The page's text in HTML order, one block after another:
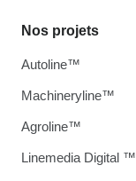
Nos projets
Autoline™
Machineryline™
Agroline™
Linemedia Digital ™